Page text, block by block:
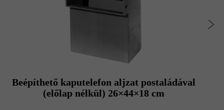
Beépíthető kaputelefon aljzat postaládával
(előlap nélkül) 26×44×18 cm